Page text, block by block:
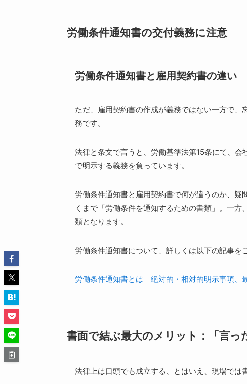
労働条件通知書の交付義務に注意
労働条件通知書と雇用契約書の違い
ただ、雇用契約書の作成が義務ではない一方で
務です。
法律と条文で言うと、労働基準法第15条にて、
で明示する義務を負っています。
労働条件通知書と雇用契約書で何が違うのか、
くまで「労働条件を通知するための書類」。一
類となります。
労働条件通知書について、詳しくは以下の記事を
労働条件通知書とは｜絶対的・相対的明示事項、
書面で結ぶ最大のメリット：「言っ
法律上は口頭でも成立する、とはいえ、現場では